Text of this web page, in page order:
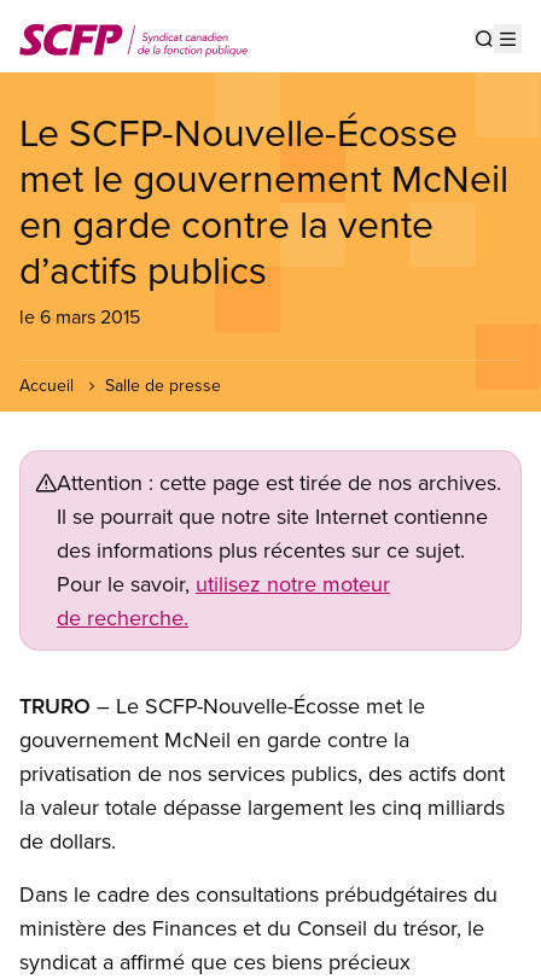
au
contenu
Le SCFP-Nouvelle-Écosse
met le gouvernement McNeil
en garde contre la vente
d’actifs publics
le 6 mars 2015
Accueil Salle de presse
Attention : cette page est tirée de nos archives.
Il se pourrait que notre site Internet contienne
des informations plus récentes sur ce sujet.
Pour le savoir, utilisez notre moteur
de recherche.
TRURO – Le SCFP-Nouvelle-Écosse met le
gouvernement McNeil en garde contre la
privatisation de nos services publics, des actifs dont
la valeur totale dépasse largement les cinq milliards
de dollars.
Dans le cadre des consultations prébudgétaires du
ministère des Finances et du Conseil du trésor, le
syndicat a affirmé que ces biens précieux